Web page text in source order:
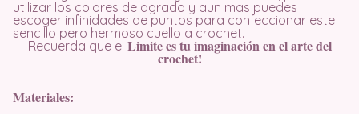
utilizar los colores de agrado y aun mas puedes
escoger infinidades de puntos para confeccionar este
sencillo pero hermoso cuello a crochet.
Recuerda que el Limite es tu imaginación en el arte del
crochet!
Materiales: